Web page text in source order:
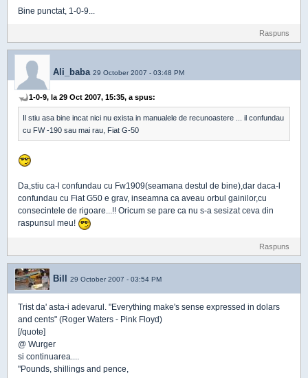
Bine punctat, 1-0-9...
Raspuns
Ali_baba 29 October 2007 - 03:48 PM
1-0-9, la 29 Oct 2007, 15:35, a spus:
Il stiu asa bine incat nici nu exista in manualele de recunoastere ... il confundau
cu FW -190 sau mai rau, Fiat G-50
Da,stiu ca-l confundau cu Fw1909(seamana destul de bine),dar daca-l
confundau cu Fiat G50 e grav, inseamna ca aveau orbul gainilor,cu
consecintele de rigoare...!! Oricum se pare ca nu s-a sesizat ceva din
raspunsul meu!
Raspuns
Bill 29 October 2007 - 03:54 PM
Trist da' asta-i adevarul. "Everything make's sense expressed in dolars
and cents" (Roger Waters - Pink Floyd)
[/quote]
@ Wurger
si continuarea....
"Pounds, shillings and pence,